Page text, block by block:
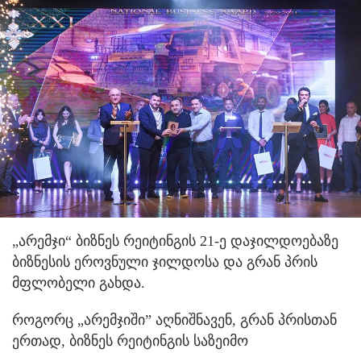
„არემჯი“ ბიზნეს რეიტინგის 21-ე დაჯილდოებაზე
ბიზნესის ეროვნული ჯილდოსა და გრან პრის
მფლობელი გახდა.
როგორც „არემჯიში” აღნიშნავენ, გრან პრისთან
ერთად, ბიზნეს რეიტინგის საზეიმო